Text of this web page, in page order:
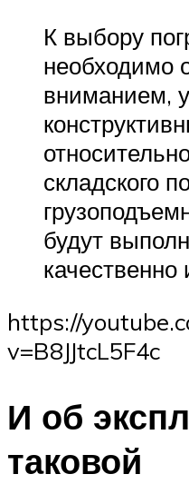
К выбору
необходимо
вниманием,
складского
будут
качественно
https://
v=B8JJtcL5F4c
И об
таковой